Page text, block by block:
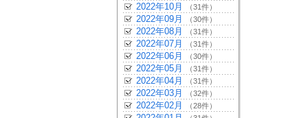
2022年10月 （31件）
2022年09月 （30件）
2022年08月 （31件）
2022年07月 （31件）
2022年06月 （30件）
2022年05月 （31件）
2022年04月 （31件）
2022年03月 （32件）
2022年02月 （28件）